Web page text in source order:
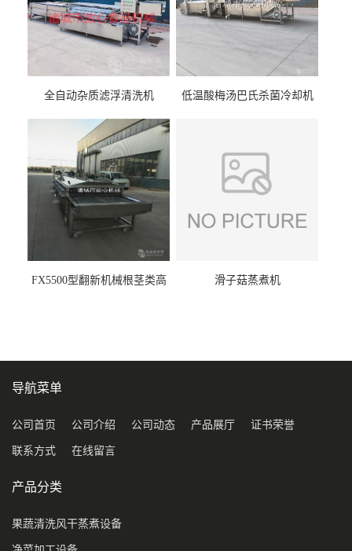
全自动杂质滤浮清洗机 低温酸梅汤巴氏杀菌冷却机
FX5500型翻新机械根茎类高
滑子菇蒸煮机
导航菜单
公司首页 公司介绍 公司动态 产品展厅 证书荣誉
联系方式 在线留言
产品分类
果蔬清洗风干蒸煮设备